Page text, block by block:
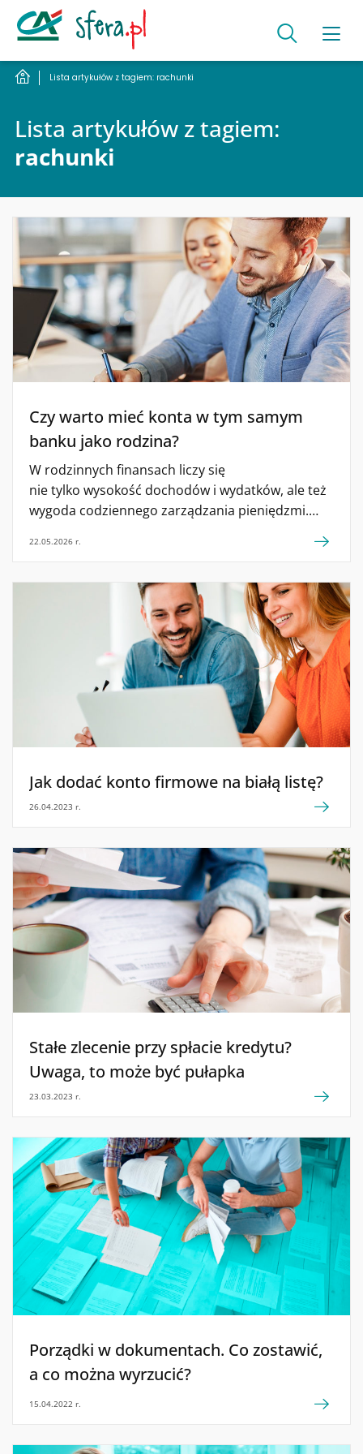
Lista artykułów z tagiem: rachunki
Lista artykułów z tagiem:
rachunki
Czy warto mieć konta w tym samym
banku jako rodzina?
W rodzinnych finansach liczy się
nie tylko wysokość dochodów i wydatków, ale też
wygoda codziennego zarządzania pieniędzmi.
za wspólny prezent czy przelew na nagły wydatek
trzeba sprawnie ogarniać na co dzień. Czy konta
w tym samym banku rzeczywiście mogą uprościć
codzienne finanse rodziny? Przyjrzyjmy się temu
rozwiązaniu bliżej. Jeden bank dla rodziny – ten
sam system […]
22.05.2026 r.
Jak dodać konto firmowe na białą listę?
26.04.2023 r.
Stałe zlecenie przy spłacie kredytu?
Uwaga, to może być pułapka
23.03.2023 r.
Porządki w dokumentach. Co zostawić,
a co można wyrzucić?
15.04.2022 r.